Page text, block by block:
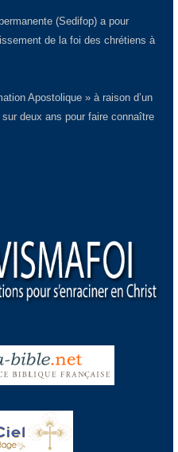
(Sedifop) a pour
de la foi des chrétiens à
Apostolique » à raison d’un
deux ans pour faire connaître